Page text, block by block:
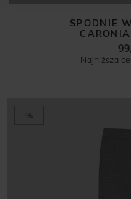
SPODNIE
Najniższa
%